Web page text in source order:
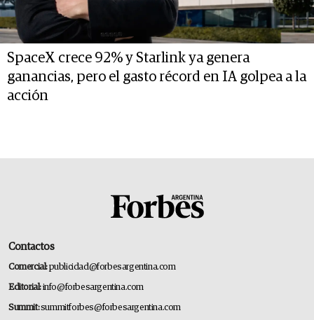
SpaceX crece 92% y Starlink ya genera
ganancias, pero el gasto récord en IA golpea a la
acción
Contactos
Comercial:publicidad@forbesargentina.com
Editorial:info@forbesargentina.com
Summit:summitforbes@forbesargentina.com